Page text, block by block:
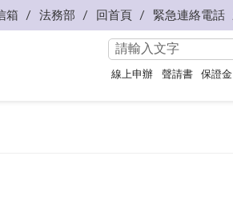
箱 法務部 回首頁 緊急連絡電話
線上申辦 聲請書 保證金